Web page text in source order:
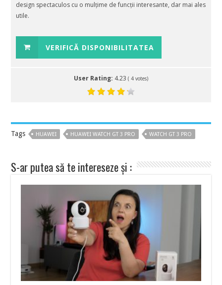
design spectaculos cu o mulțime de funcții interesante, dar mai ales
utile.
VERIFICĂ DISPONIBILITATEA
User Rating: 4.23 ( 4votes)
Tags HUAWEI HUAWEI WATCH GT 3 PRO WATCH GT 3 PRO
S-ar putea să te intereseze și :